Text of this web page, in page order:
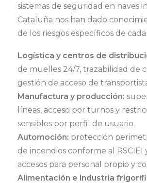
sistemas de seguridad en naves
Cataluña nos han dado
de los riesgos específicos de
Logística y centros de
de muelles 24/7, trazabilidad de
gestión de acceso de
Manufactura y producción:
líneas, acceso por turnos y
sensibles por perfil de usuario.
Automoción: protección
de incendios conforme al
accesos para personal propio y
Alimentación e industria